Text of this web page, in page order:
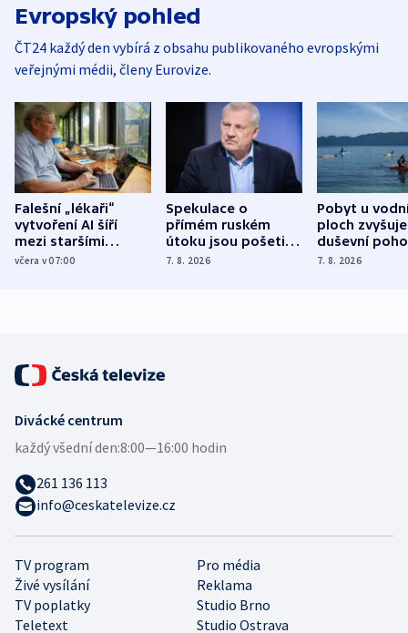
Evropský pohled
ČT24 každý den vybírá z obsahu publikovaného evropskými
veřejnými médii, členy Eurovize.
Falešní „lékaři“
vytvoření AI šíří
mezi staršími
Poláky nebezpečné
včera v 07:00
Spekulace o
přímém ruském
útoku jsou pošetilé,
míní estonský
7. 8. 2026
Pobyt u
ploch zvyšuje
duševní
ukázala
7. 8. 2026
TV program
Pro média
Živé vysílání
Reklama
TV poplatky
Studio Brno
Teletext
Studio Ostrava
Divácké centrum
každý všední den:8:00—16:00 hodin
261 136 113
info@ceskatelevize.cz